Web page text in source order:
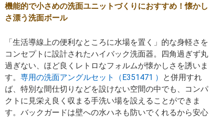
機能的で小さめの洗面ユニットづくりにおすすめ！懐かし
さ漂う洗面ボール
「生活導線上の便利なところに水場を置く」的な身軽さを
コンセプトに設計されたハイバック洗面器。四角過ぎず丸
過ぎない、ほど良くレトロなフォルムが懐かしさを誘いま
す。 専用の洗面アングルセット（E351471 ）
と併用すれ
ば、特別な間仕切りなどを設けない空間の中でも、コンパ
クトに見栄え良く収まる手洗い場を設えることができま
す。バックガードは壁への水ハネも防いでくれるから安心